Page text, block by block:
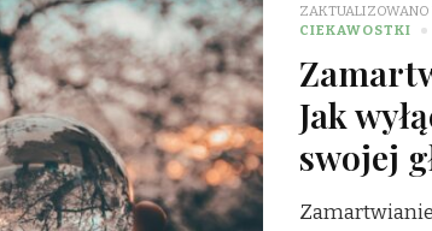
CIEKAWOSTKI
Jak
swojej